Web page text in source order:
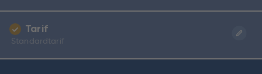
Tarif
Standardtarif